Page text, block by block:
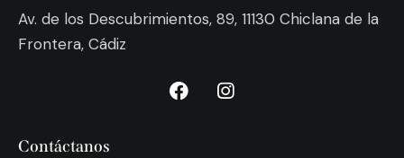
Av. de los Descubrimientos, 89, 11130 Chiclana de la
Frontera, Cádiz
Contáctanos